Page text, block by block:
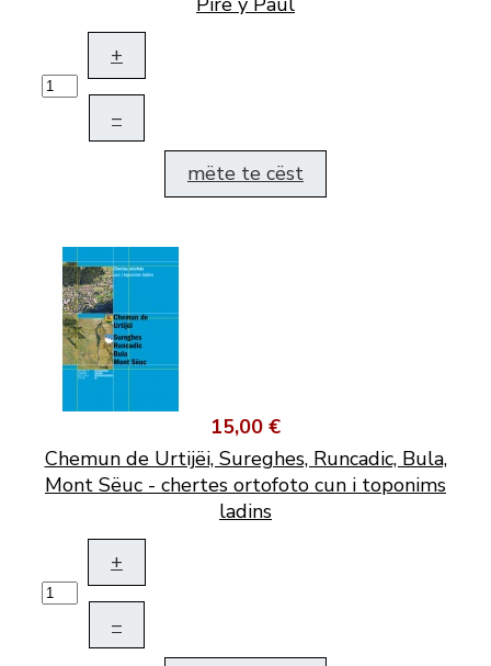
+
–
mëte te cëst
15,00 €
Chemun de Urtijëi, Sureghes, Runcadic, Bula,
Mont Sëuc - chertes ortofoto cun i toponims
ladins
+
–